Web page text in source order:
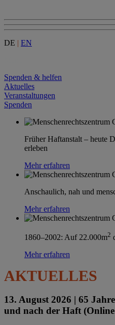
DE | EN
Spenden & helfen
Aktuelles
Veranstaltungen
Spenden
Früher Haftanstalt – heute
erleben
Mehr erfahren
Anschaulich, nah und
Mehr erfahren
1860–2002: Auf 22.000m2
Mehr erfahren
AKTUELLES
13. August 2026 | 65
und nach der Haft